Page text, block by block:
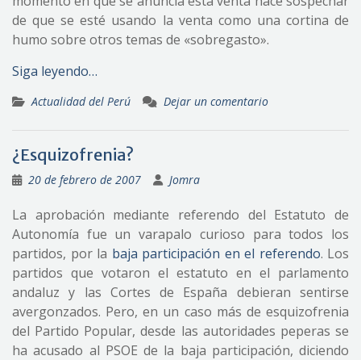
de que se esté usando la venta como una cortina de
humo sobre otros temas de «sobregasto».
Siga leyendo…
Actualidad del Perú Dejar un comentario
¿Esquizofrenia?
20 de febrero de 2007 Jomra
La aprobación mediante referendo del Estatuto de
Autonomía fue un varapalo curioso para todos los
partidos, por la baja participación en el referendo. Los
partidos que votaron el estatuto en el parlamento
andaluz y las Cortes de España debieran sentirse
avergonzados. Pero, en un caso más de esquizofrenia
del Partido Popular, desde las autoridades peperas se
ha acusado al PSOE de la baja participación, diciendo